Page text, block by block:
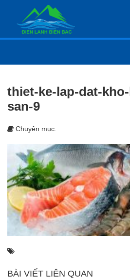
thiet-ke-lap-dat-
san-9
Chuyên mục:
BÀI VIẾT LIÊN QUAN